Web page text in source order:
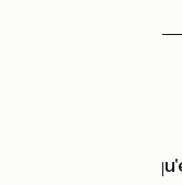
Accueil Vélo